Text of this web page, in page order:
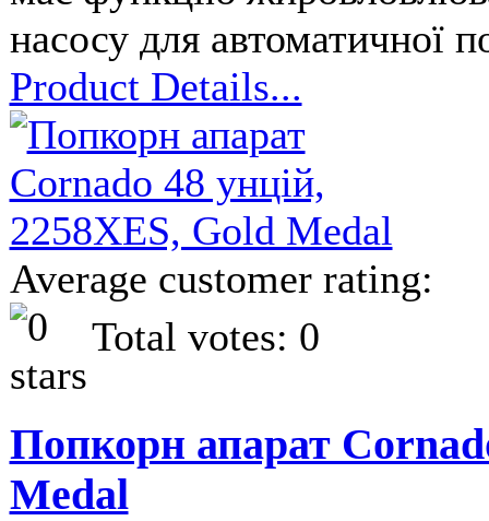
насосу для автоматичної
Product Details...
Average customer rating:
Total votes: 0
Попкорн апарат
Medal